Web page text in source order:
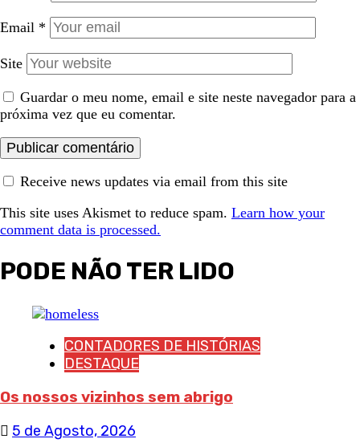
Email *
Site
Guardar o meu nome, email e site neste navegador para a
próxima vez que eu comentar.
Receive news updates via email from this site
This site uses Akismet to reduce spam. Learn how your
comment data is processed.
PODE NÃO TER LIDO
CONTADORES DE HISTÓRIAS
DESTAQUE
Os nossos vizinhos sem abrigo
5 de Agosto, 2026